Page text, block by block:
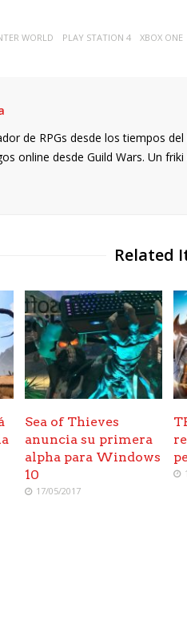
WORLD PLAY STATION 4 XBOX ONE
de RPGs desde los tiempos
online desde Guild Wars. Un
Related
Sea of Thieves
anuncia su primera
alpha para Windows
10
17/05/2017